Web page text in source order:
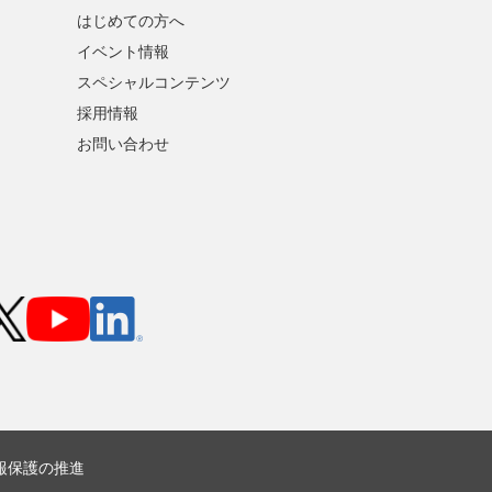
はじめての方へ
イベント情報
スペシャルコンテンツ
採用情報
お問い合わせ
保護の推進